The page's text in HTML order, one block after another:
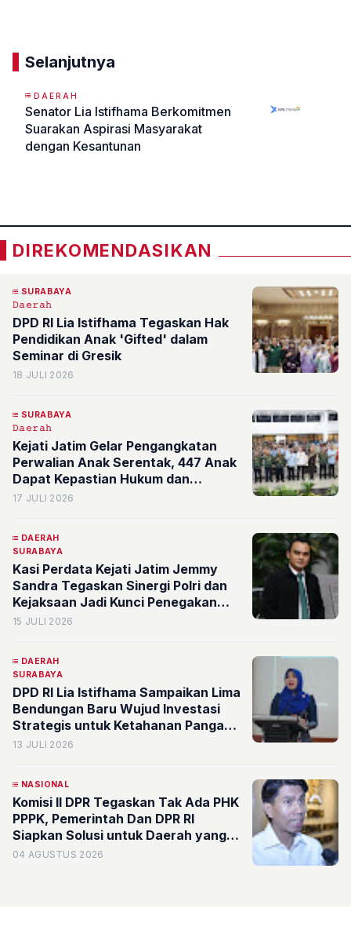
Selanjutnya
DAERAH
Senator Lia Istifhama Berkomitmen
Suarakan Aspirasi Masyarakat
dengan Kesantunan
DIREKOMENDASIKAN
SURABAYA
𝙳𝚊𝚎𝚛𝚊𝚑
DPD RI Lia Istifhama Tegaskan Hak
Pendidikan Anak 'Gifted' dalam
Seminar di Gresik
18 JULI 2026
SURABAYA
𝙳𝚊𝚎𝚛𝚊𝚑
Kejati Jatim Gelar Pengangkatan
Perwalian Anak Serentak, 447 Anak
Dapat Kepastian Hukum dan
Perlindungan Negara
17 JULI 2026
DAERAH
SURABAYA
Kasi Perdata Kejati Jatim Jemmy
Sandra Tegaskan Sinergi Polri dan
Kejaksaan Jadi Kunci Penegakan
Hukum dan Edukasi Publik di Era
15 JULI 2026
DAERAH
SURABAYA
DPD RI Lia Istifhama Sampaikan Lima
Bendungan Baru Wujud Investasi
Strategis untuk Ketahanan Pangan
dan Kesejahteraan Rakyat
13 JULI 2026
NASIONAL
Komisi II DPR Tegaskan Tak Ada PHK
PPPK, Pemerintah Dan DPR RI
Siapkan Solusi untuk Daerah yang
Tertekan Fiskal
04 AGUSTUS 2026